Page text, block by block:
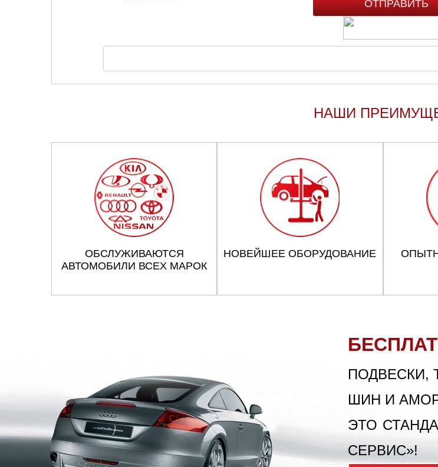
НАШИ
ОБСЛУЖИВАЮТСЯ
АВТОМОБИЛИ ВСЕХ МАРОК
НОВЕЙШЕЕ ОБОРУДОВАНИЕ
ПОДВЕСКИ,
ШИН И
ЭТО
СЕРВИС»!